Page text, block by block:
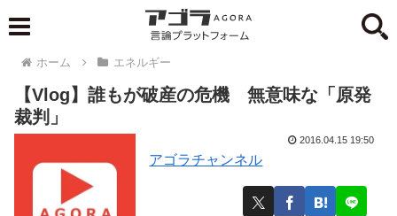
ホーム エネルギー
【Vlog】誰もが破産の危機 無意味な「原発
裁判」
アゴラチャンネル
2016.04.15 19:50